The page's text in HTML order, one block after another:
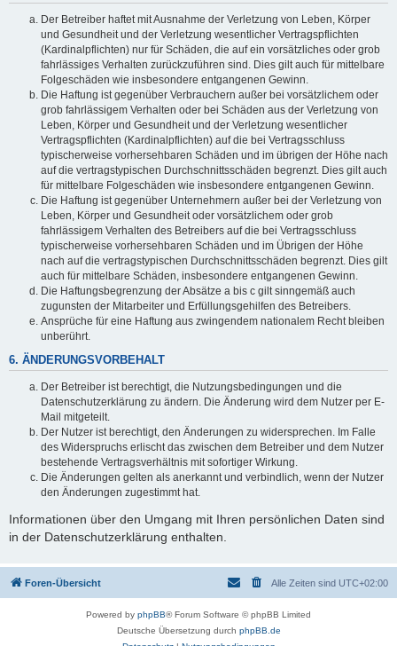
Der Betreiber haftet mit Ausnahme der Verletzung von Leben, Körper
und Gesundheit und der Verletzung wesentlicher Vertragspflichten
(Kardinalpflichten) nur für Schäden, die auf ein vorsätzliches oder grob
fahrlässiges Verhalten zurückzuführen sind. Dies gilt auch für mittelbare
Folgeschäden wie insbesondere entgangenen Gewinn.
Die Haftung ist gegenüber Verbrauchern außer bei vorsätzlichem oder
grob fahrlässigem Verhalten oder bei Schäden aus der Verletzung von
Leben, Körper und Gesundheit und der Verletzung wesentlicher
Vertragspflichten (Kardinalpflichten) auf die bei Vertragsschluss
typischerweise vorhersehbaren Schäden und im übrigen der Höhe nach
auf die vertragstypischen Durchschnittsschäden begrenzt. Dies gilt auch
für mittelbare Folgeschäden wie insbesondere entgangenen Gewinn.
Die Haftung ist gegenüber Unternehmern außer bei der Verletzung von
Leben, Körper und Gesundheit oder vorsätzlichem oder grob
fahrlässigem Verhalten des Betreibers auf die bei Vertragsschluss
typischerweise vorhersehbaren Schäden und im Übrigen der Höhe
nach auf die vertragstypischen Durchschnittsschäden begrenzt. Dies gilt
auch für mittelbare Schäden, insbesondere entgangenen Gewinn.
Die Haftungsbegrenzung der Absätze a bis c gilt sinngemäß auch
zugunsten der Mitarbeiter und Erfüllungsgehilfen des Betreibers.
Ansprüche für eine Haftung aus zwingendem nationalem Recht bleiben
unberührt.
6. ÄNDERUNGSVORBEHALT
Der Betreiber ist berechtigt, die Nutzungsbedingungen und die
Datenschutzerklärung zu ändern. Die Änderung wird dem Nutzer per E-
Mail mitgeteilt.
Der Nutzer ist berechtigt, den Änderungen zu widersprechen. Im Falle
des Widerspruchs erlischt das zwischen dem Betreiber und dem Nutzer
bestehende Vertragsverhältnis mit sofortiger Wirkung.
Die Änderungen gelten als anerkannt und verbindlich, wenn der Nutzer
den Änderungen zugestimmt hat.
Informationen über den Umgang mit Ihren persönlichen Daten sind
in der Datenschutzerklärung enthalten.
Foren-Übersicht Alle Zeiten sind UTC+02:00
Powered by phpBB® Forum Software © phpBB Limited
Deutsche Übersetzung durch phpBB.de